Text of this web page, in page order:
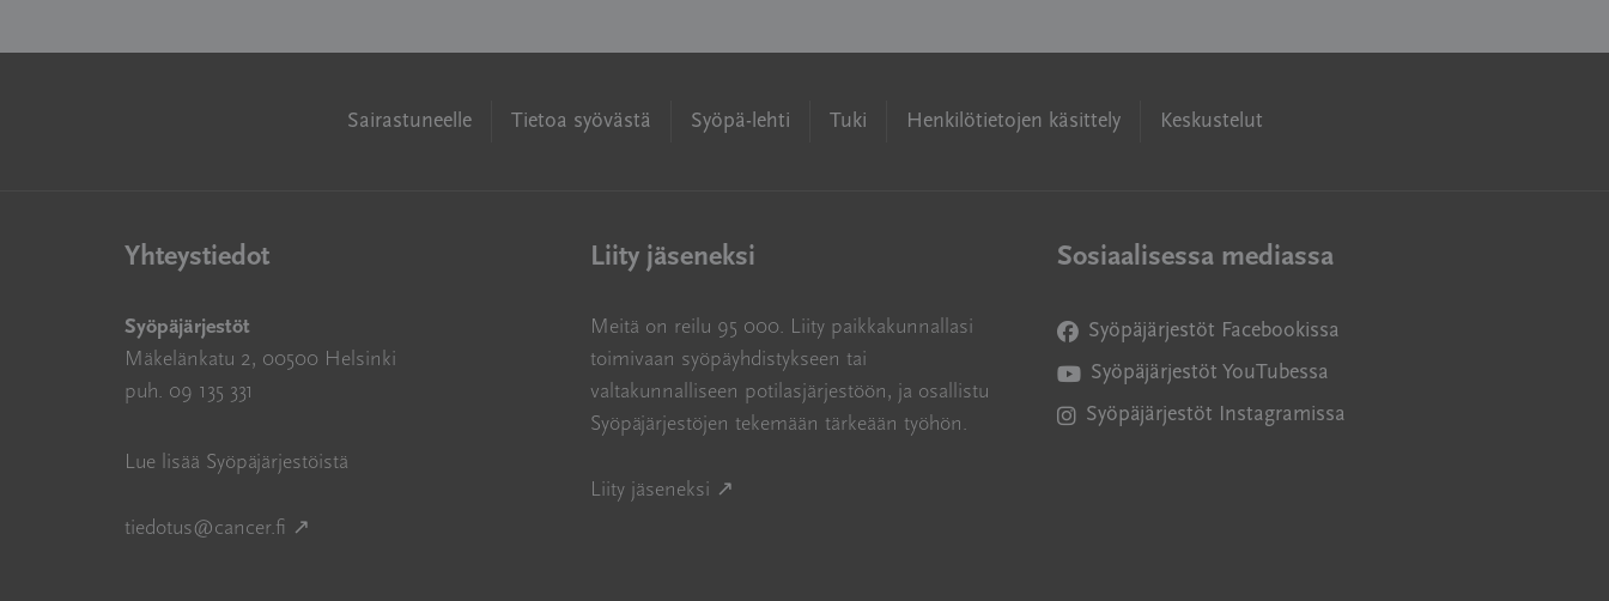
Sairastuneelle Tietoa syövästä Syöpä-lehti Tuki Henkilötietojen käsittely Keskustelut
Yhteystiedot
Syöpäjärjestöt
Mäkelänkatu 2, 00500 Helsinki
puh. 09 135 331
Lue lisää Syöpäjärjestöistä
tiedotus@cancer.fi ↗
Liity jäseneksi
Meitä on reilu 95 000. Liity paikkakunnallasi
toimivaan syöpäyhdistykseen tai
valtakunnalliseen potilasjärjestöön, ja osallistu
Syöpäjärjestöjen tekemään tärkeään työhön.
Liity jäseneksi ↗
Sosiaalisessa mediassa
Syöpäjärjestöt Facebookissa
Avautuu uuteen ikkunaan
Syöpäjärjestöt YouTubessa
Avautuu uuteen ikkunaan
Syöpäjärjestöt Instagramissa
Avautuu uuteen ikkunaan